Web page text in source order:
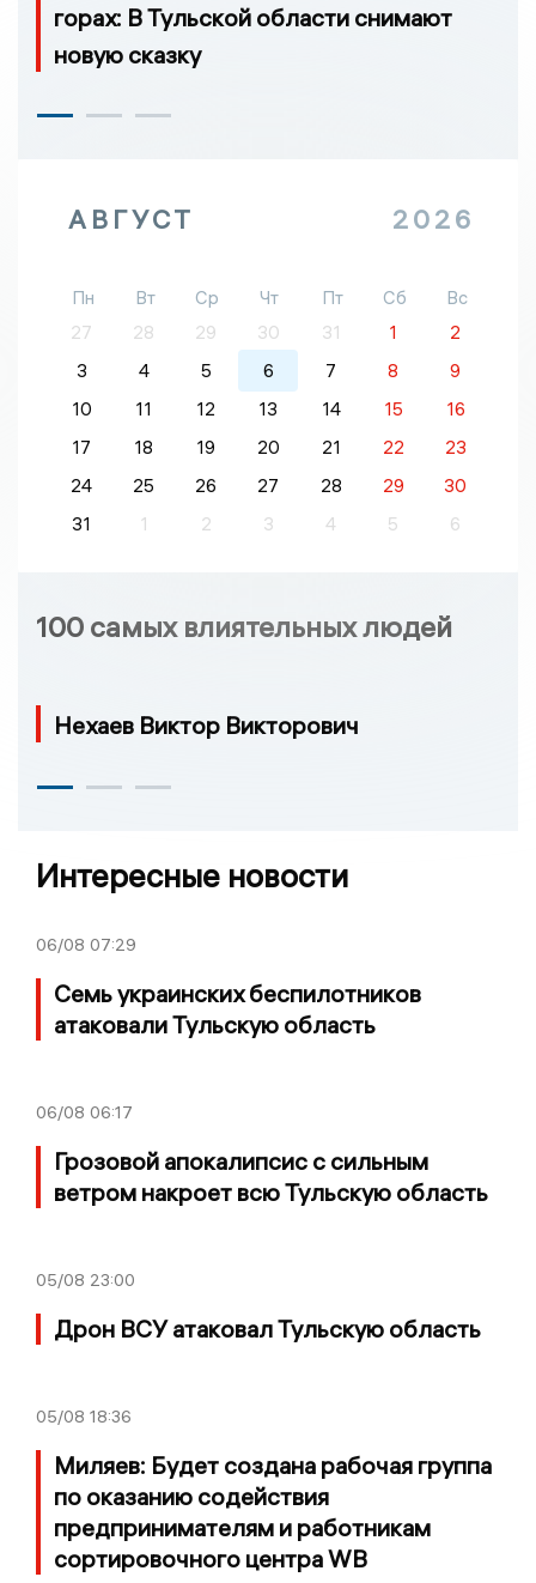
горах: В Тульской области снимают
новую сказку
АВГУСТ 2026
Пн Вт Ср Чт Пт Сб
Вс
27
28 29 30 31 1
2
3
4 5 6 7 8
9
10
11 12 13 14 15
16
17
18 19 20 21 22
23
24
25 26 27 28 29
30
31
1 2 3 4 5 6
100 самых влиятельных людей
Нехаев Виктор Викторович
Интересные новости
06/08 07:29
Семь украинских беспилотников
атаковали Тульскую область
06/08 06:17
Грозовой апокалипсис с сильным
ветром накроет всю Тульскую область
05/08 23:00
Дрон ВСУ атаковал Тульскую область
05/08 18:36
Миляев: Будет создана рабочая группа
по оказанию содействия
предпринимателям и работникам
сортировочного центра WB